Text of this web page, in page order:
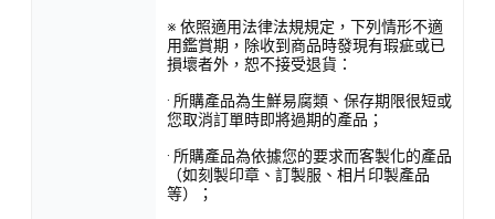
※ 依照適用法律法規規定，下列情形不適
用鑑賞期，除收到商品時發現有瑕疵或已
損壞者外，恕不接受退貨：
· 所購產品為生鮮易腐類、保存期限很短或
您取消訂單時即將過期的產品；
· 所購產品為依據您的要求而客製化的產品
（如刻製印章、訂製服、相片印製產品
等）；